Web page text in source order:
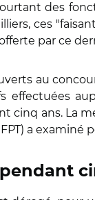
des
ces
par ce
au
effectuées
cinq ans. La
a examiné